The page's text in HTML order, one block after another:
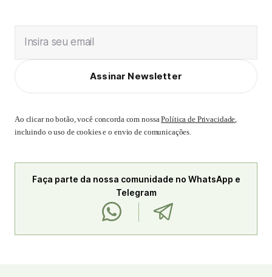
Insira seu email
Assinar Newsletter
Ao clicar no botão, você concorda com nossaPolítica de Privacidade,
incluindo o uso de cookies e o envio de comunicações.
Faça parte da nossa comunidade no WhatsApp e
Telegram